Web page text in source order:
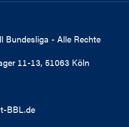
Bundesliga - Alle Rechte
11-13, 51063 Köln
BBL.de